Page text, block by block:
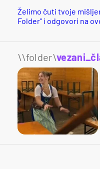
Želimo čuti tvoje
Folder" i odgovori na
\\folder\